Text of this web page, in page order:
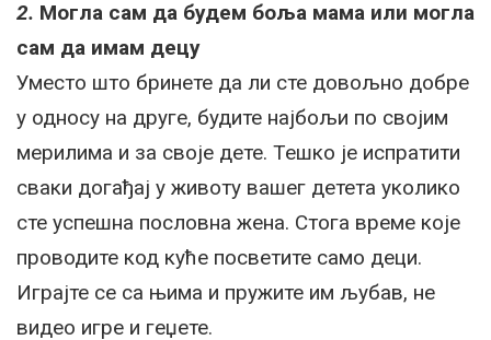
2. Могла сам да будем боља мама или могла
сам да имам децу
Уместо што бринете да ли сте довољно добре
у односу на друге, будите најбољи по својим
мерилима и за своје дете. Тешко је испратити
сваки догађај у животу вашег детета уколико
сте успешна пословна жена. Стога време које
проводите код куће посветите само деци.
Играјте се са њима и пружите им љубав, не
видео игре и геџете.